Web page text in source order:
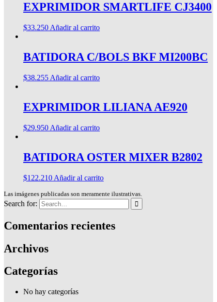
EXPRIMIDOR SMARTLIFE CJ3400
$33.250 Añadir al carrito
BATIDORA C/BOLS BKF MI200BC
$38.255 Añadir al carrito
EXPRIMIDOR LILIANA AE920
$29.950 Añadir al carrito
BATIDORA OSTER MIXER B2802
$122.210 Añadir al carrito
Las imágenes publicadas son meramente ilustrativas.
Search for:
Comentarios recientes
Archivos
Categorías
No hay categorías